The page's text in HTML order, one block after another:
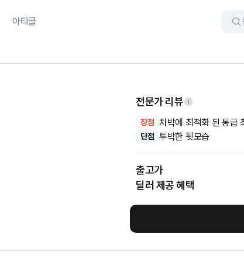
아티클
전문가 리뷰
장점 차박에 최적화 된 동급
단점 투박한 뒷모습
출고가
딜러 제공 혜택